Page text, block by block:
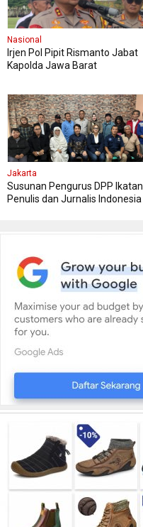
Nasional
Irjen Pol Pipit Rismanto Jabat
Kapolda Jawa Barat
Jakarta
Susunan Pengurus DPP Ikatan
Penulis dan Jurnalis Indonesia